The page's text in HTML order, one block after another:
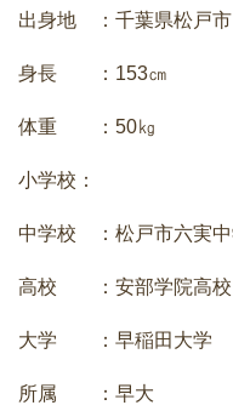
出身地 ：千葉県松戸市
身長 ：153㎝
体重 ：50㎏
小学校：
中学校 ：松戸市六実
高校 ：安部学院高校
大学 ：早稲田大学
所属 ：早大